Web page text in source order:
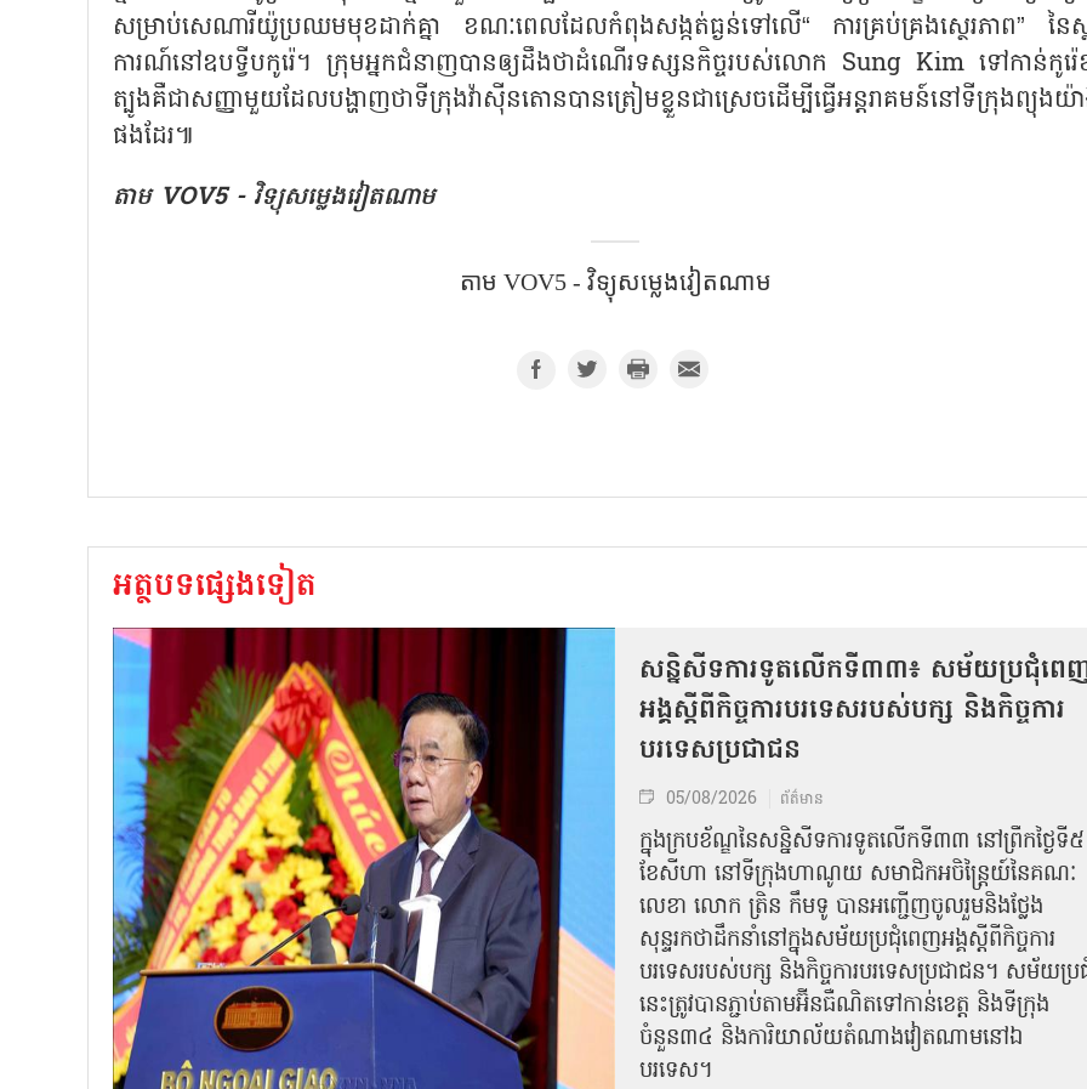
សម្រាប់សេណារីយ៉ូប្រឈមមុខដាក់គ្នា ខណៈពេលដែលកំពុងសង្កត់ធ្ងន់ទៅលើ“ ការគ្រប់គ្រងស្ថេរភាព” នៃស្
ការណ៍នៅឧបទ្វីបកូរ៉េ។ ក្រុមអ្នកជំនាញបានឲ្យដឹងថាដំណើរទស្សនកិច្ចរបស់លោក Sung Kim ទៅកាន់កូរ៉េ
ត្បូងគឺជាសញ្ញាមួយដែលបង្ហាញថាទីក្រុងវ៉ាស៊ីនតោនបានត្រៀមខ្លួនជាស្រេចដើម្បីធ្វើអន្តរាគមន៍នៅទីក្រុងព្យុងយ៉
ផងដែរ៕
តាម​ VOV5 - វិទ្យុសម្លេងវៀតណាម
តាម​ VOV5 - វិទ្យុសម្លេងវៀតណាម
អត្ថបទផ្សេងទៀត
សន្និសីទការទូតលើកទី៣៣៖ សម័យប្រជុំពេ
អង្គស្តីពីកិច្ច​ការបរទេសរបស់​បក្ស និងកិច្ច​ការ
បរទេសប្រជាជន
05/08/2026 ព័ត៌មាន
ក្នុងក្របខ័ណ្ឌនៃសន្និសីទការទូតលើកទី៣៣ នៅព្រឹកថ្ងៃទី៥
ខែសីហា នៅទីក្រុងហាណូយ សមាជិកអចិន្ត្រៃយ៍នៃគណៈ
លេខា លោក ត្រិន កឹម​ទូ បានអញ្ជើញ​ចូលរួមនិងថ្លែង
សុន្ទរកថាដឹកនាំនៅក្នុងសម័យប្រជុំពេញអង្គស្តីពី​​កិច្ច​ការ
បរទេសរបស់​បក្ស និងកិច្ច​ការបរទេស​ប្រជាជន។ សម័យប្រ
នេះត្រូវបានភ្ជាប់តាមអ៊ីនធឺណិតទៅកាន់ខេត្ត និងទីក្រុង
ចំនួន៣៤ និងការិយាល័យតំណាងវៀតណាមនៅឯ​
បរទេស។